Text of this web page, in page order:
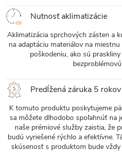
Nutnosť aklimatizácie
Aklimatizácia sprchových zásten a
na adaptáciu materiálov na
poškodeniu, ako sú
Predĺžená záruka 5 rokov
K tomuto produktu poskytujeme
sa môžete dlhodobo spoľahnúť na
naše prémiové služby zaistia, že
budú vyriešené rýchlo a efektívne.
skúsenosť s produktom bude